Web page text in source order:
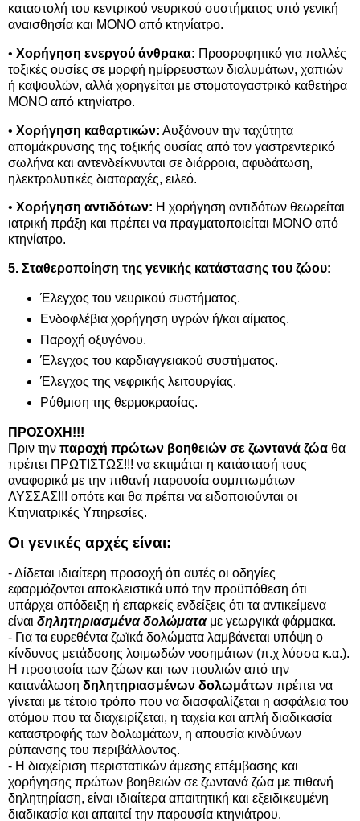
καταστολή του κεντρικού νευρικού συστήματος υπό γενική
αναισθησία και ΜΟΝΟ από κτηνίατρο.
• Χορήγηση ενεργού άνθρακα: Προσροφητικό για πολλές
τοξικές ουσίες σε μορφή ημίρρευστων διαλυμάτων, χαπιών
ή καψουλών, αλλά χορηγείται με στοματογαστρικό καθετήρα
ΜΟΝΟ από κτηνίατρο.
• Χορήγηση καθαρτικών: Αυξάνουν την ταχύτητα
απομάκρυνσης της τοξικής ουσίας από τον γαστρεντερικό
σωλήνα και αντενδείκνυνται σε διάρροια, αφυδάτωση,
ηλεκτρολυτικές διαταραχές, ειλεό.
• Χορήγηση αντιδότων: Η χορήγηση αντιδότων θεωρείται
ιατρική πράξη και πρέπει να πραγματοποιείται ΜΟΝΟ από
κτηνίατρο.
5. Σταθεροποίηση της γενικής κατάστασης του ζώου:
Έλεγχος του νευρικού συστήματος.
Ενδοφλέβια χορήγηση υγρών ή/και αίματος.
Παροχή οξυγόνου.
Έλεγχος του καρδιαγγειακού συστήματος.
Έλεγχος της νεφρικής λειτουργίας.
Ρύθμιση της θερμοκρασίας.
ΠΡΟΣΟΧΗ!!!
Πριν την παροχή πρώτων βοηθειών σε ζωντανά ζώα θα
πρέπει ΠΡΩΤΙΣΤΩΣ!!! να εκτιμάται η κατάστασή τους
αναφορικά με την πιθανή παρουσία συμπτωμάτων
ΛΥΣΣΑΣ!!! οπότε και θα πρέπει να ειδοποιούνται οι
Κτηνιατρικές Υπηρεσίες.
Οι γενικές αρχές είναι:
- Δίδεται ιδιαίτερη προσοχή ότι αυτές οι οδηγίες
εφαρμόζονται αποκλειστικά υπό την προϋπόθεση ότι
υπάρχει απόδειξη ή επαρκείς ενδείξεις ότι τα αντικείμενα
είναι δηλητηριασμένα δολώματαμε γεωργικά φάρμακα.
- Για τα ευρεθέντα ζωϊκά δολώματα λαμβάνεται υπόψη ο
κίνδυνος μετάδοσης λοιμωδών νοσημάτων (π.χ λύσσα κ.α.).
Η προστασία των ζώων και των πουλιών από την
κατανάλωση δηλητηριασμένων δολωμάτων πρέπει να
γίνεται με τέτοιο τρόπο που να διασφαλίζεται η ασφάλεια του
ατόμου που τα διαχειρίζεται, η ταχεία και απλή διαδικασία
καταστροφής των δολωμάτων, η απουσία κινδύνων
ρύπανσης του περιβάλλοντος.
- Η διαχείριση περιστατικών άμεσης επέμβασης και
χορήγησης πρώτων βοηθειών σε ζωντανά ζώα με πιθανή
δηλητηρίαση, είναι ιδιαίτερα απαιτητική και εξειδικευμένη
διαδικασία και απαιτεί την παρουσία κτηνιάτρου.